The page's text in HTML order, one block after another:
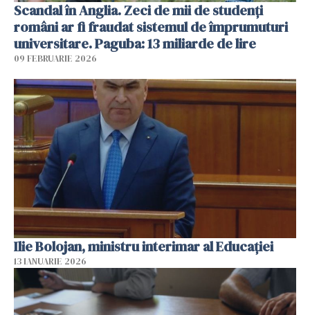
Scandal în Anglia. Zeci de mii de studenți
români ar fi fraudat sistemul de împrumuturi
universitare. Paguba: 13 miliarde de lire
09 FEBRUARIE 2026
Ilie Bolojan, ministru interimar al Educaţiei
13 IANUARIE 2026